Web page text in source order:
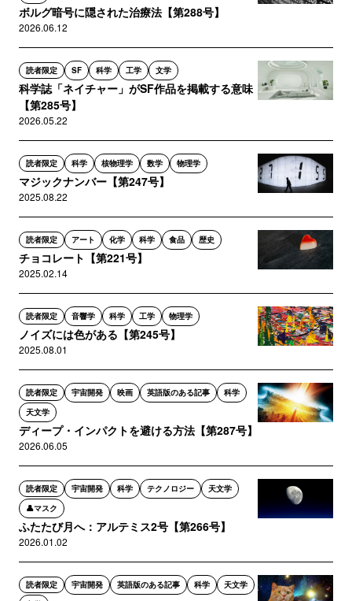
ボルグ暗号に隠された治療法【第288号】
2026.06.12
読者限定 SF 科学 工学 文学
科学誌「ネイチャー」がSF作品を掲載する意味
【第285号】
2026.05.22
読者限定 科学 核物理学 数学 物理学
マジックナンバー【第247号】
2025.08.22
読者限定 アート 化学 科学 食品 歴史
チョコレート【第221号】
2025.02.14
読者限定 音響学 科学 工学 物理学
ノイズには色がある【第245号】
2025.08.01
読者限定 宇宙開発 映画 英語版のある記事
科学
天文学
ディープ・インパクトを避ける方法【第287号】
2026.06.05
読者限定 宇宙開発 科学 テクノロジー
天文学
👤マスク
ふたたび月へ：アルテミス2号【第266号】
2026.01.02
読者限定 宇宙開発 英語版のある記事 科学
天文学